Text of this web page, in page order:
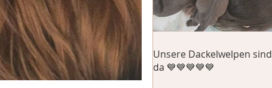
Unsere Dackelwelpen sind
da 💙💙💙💙💙